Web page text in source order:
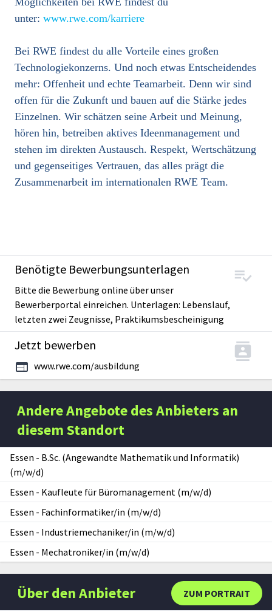
unter: www.rwe.com/karriere
Bei RWE findest du alle Vorteile eines großen
Technologiekonzerns. Und noch etwas Entscheidendes
mehr: Offenheit und echte Teamarbeit. Denn wir sind
offen für die Zukunft und bauen auf die Stärke jedes
Einzelnen. Wir schätzen seine Arbeit und Meinung,
hören hin, betreiben aktives Ideenmanagement und
stehen im direkten Austausch. Respekt, Wertschätzung
und gegenseitiges Vertrauen, das alles prägt die
Zusammenarbeit im internationalen RWE Team.
Benötigte Bewerbungsunterlagen
Bitte die Bewerbung online über unser
Bewerberportal einreichen. Unterlagen: Lebenslauf,
letzten zwei Zeugnisse, Praktikumsbescheinigung
Jetzt bewerben
www.rwe.com/ausbildung
Andere Angebote des Anbieters an
diesem Standort
Essen - B.Sc. (Angewandte Mathematik und Informatik)
(m/w/d)
Essen - Kaufleute für Büromanagement (m/w/d)
Essen - Fachinformatiker/in (m/w/d)
Essen - Industriemechaniker/in (m/w/d)
Essen - Mechatroniker/in (m/w/d)
ZUM PORTRAIT
Über den Anbieter